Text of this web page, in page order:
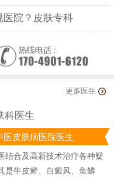
医院？皮肤专科
更多医生
科医生
医皮肤病医院医生
结合及高新技术治疗各种疑
是牛皮癣、白癜风、鱼鳞